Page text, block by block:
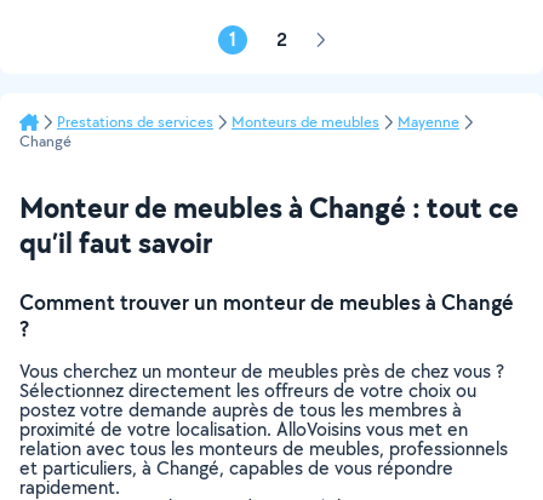
1 2 Page
Prestations de services Monteurs de meubles
Mayenne
Changé
Monteur de meubles à Changé : tout ce
qu’il faut savoir
Comment trouver un monteur de meubles à Changé
?
Vous cherchez un monteur de meubles près de chez vous ?
Sélectionnez directement les offreurs de votre choix ou
postez votre demande auprès de tous les membres à
proximité de votre localisation. AlloVoisins vous met en
relation avec tous les monteurs de meubles, professionnels
et particuliers, à Changé, capables de vous répondre
rapidement.